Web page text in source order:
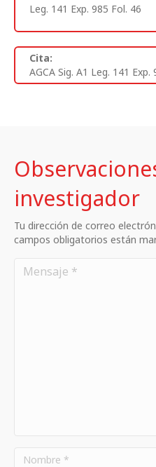
Leg. 141 Exp. 985 Fol. 46
Cita:
AGCA Sig. A1 Leg. 141 Exp.
investigador
Tu dirección de correo
campos obligatorios están